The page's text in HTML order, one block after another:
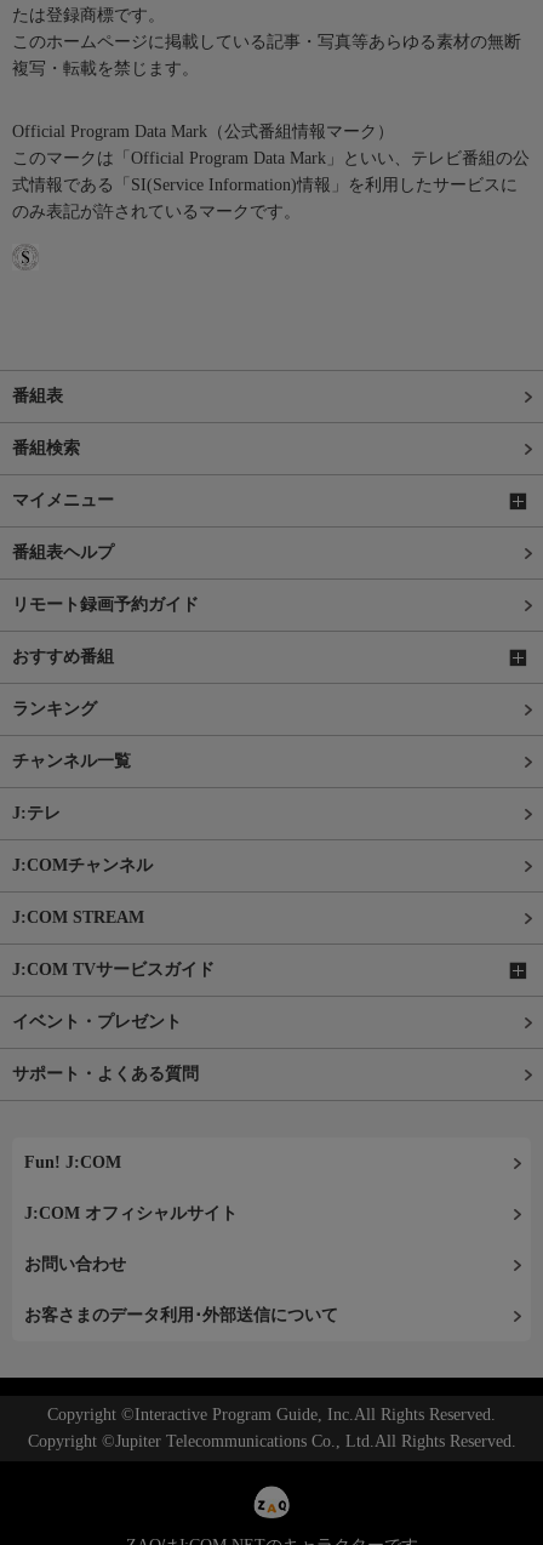
たは登録商標です。
このホームページに掲載している記事・写真等あらゆる素材の無断
複写・転載を禁じます。
Official Program Data Mark（公式番組情報マーク）
このマークは「Official Program Data Mark」といい、テレビ番組の公
式情報である「SI(Service Information)情報」を利用したサービスに
のみ表記が許されているマークです。
番組表
番組検索
マイメニュー
番組表ヘルプ
リモート録画予約ガイド
おすすめ番組
ランキング
チャンネル一覧
J:テレ
J:COMチャンネル
J:COM STREAM
J:COM TVサービスガイド
イベント・プレゼント
サポート・よくある質問
Fun! J:COM
J:COM オフィシャルサイト
お問い合わせ
お客さまのデータ利用･外部送信について
Copyright ©Interactive Program Guide, Inc.All Rights Reserved.
Copyright ©Jupiter Telecommunications Co., Ltd.All Rights Reserved.